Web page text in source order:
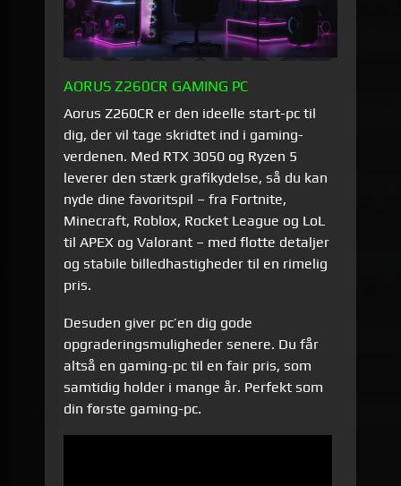
AORUS Z260CR GAMING PC
Aorus Z260CR er den ideelle start-pc til
dig, der vil tage skridtet ind i gaming­
verdenen. Med RTX 3050 og Ryzen 5
leverer den stærk grafikydelse, så du kan
nyde dine favoritspil – fra Fortnite,
Minecraft, Roblox, Rocket League og LoL
til APEX og Valorant – med flotte detaljer
og stabile billedhastigheder til en rimelig
pris.
Desuden giver pc’en dig gode
opgraderings­muligheder senere. Du får
altså en gaming-pc til en fair pris, som
samtidig holder i mange år. Perfekt som
din første gaming-pc.